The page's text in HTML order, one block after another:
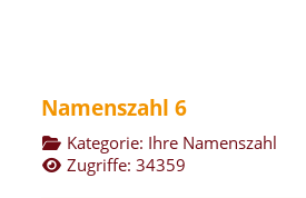
Namenszahl 6
Kategorie: Ihre Namenszahl
Zugriffe: 34359